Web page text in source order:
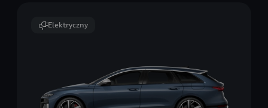
Elektryczny